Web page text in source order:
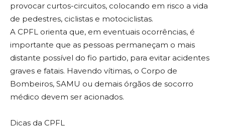
provocar curtos-circuitos, colocando em risco a vida
de pedestres, ciclistas e motociclistas.
A CPFL orienta que, em eventuais ocorrências, é
importante que as pessoas permaneçam o mais
distante possível do fio partido, para evitar acidentes
graves e fatais. Havendo vítimas, o Corpo de
Bombeiros, SAMU ou demais órgãos de socorro
médico devem ser acionados.
Dicas da CPFL